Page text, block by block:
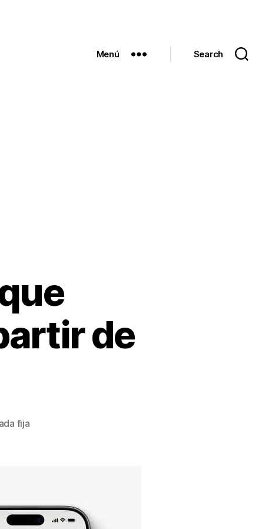
Menú Search
de
fija